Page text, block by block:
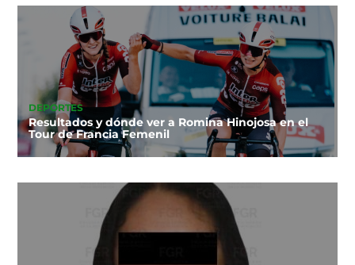
DEPORTES
Resultados y dónde ver a Romina Hinojosa en el
Tour de Francia Femenil